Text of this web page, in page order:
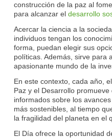
construcción de la paz al
para alcanzar el desarrollo
Acercar la ciencia a la
individuos tengan los
forma, puedan elegir sus
políticas. Además, sirve para
apasionante mundo de la
En este contexto, cada año,
Paz y el Desarrollo
informados sobre los
más sostenibles, al tiempo
la fragilidad del planeta en el
El Día ofrece la oportunidad